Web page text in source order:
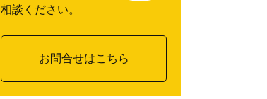
相談ください。
お問合せはこちら